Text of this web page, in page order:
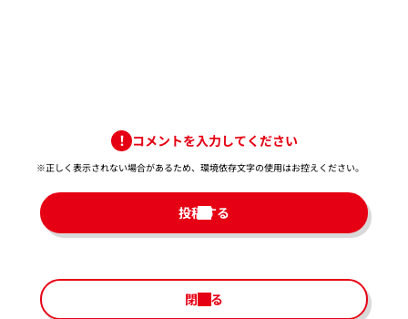
コメントを入力してください
※正しく表示されない場合があるため、環境依存文字の使用はお控えください。​
投稿する
閉じる